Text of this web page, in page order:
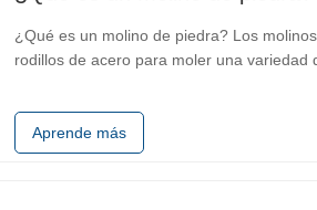
¿Qué es un molino de piedra? Los
rodillos de acero para moler una
temperaturas, se…
Aprende más